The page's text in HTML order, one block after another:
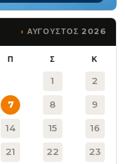
ΑΥΓΟΥΣΤΟΣ 2026
Π Σ Κ
1 2
7 8 9
14 15 16
21 22 23